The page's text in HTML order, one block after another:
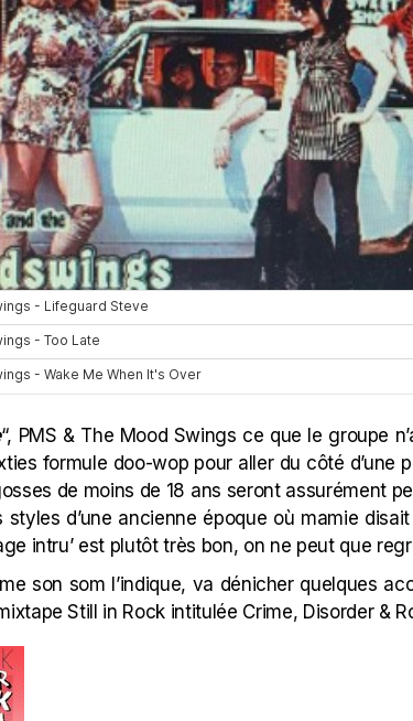
“, PMS & The Mood Swings ce que le groupe
formule doo-wop pour aller du côté d’une
de moins de 18 ans seront assurément
d’une ancienne époque où mamie
intru’ est plutôt très bon, on ne peut que
son som l’indique, va dénicher quelques
Still in Rock intitulée Crime, Disorder &